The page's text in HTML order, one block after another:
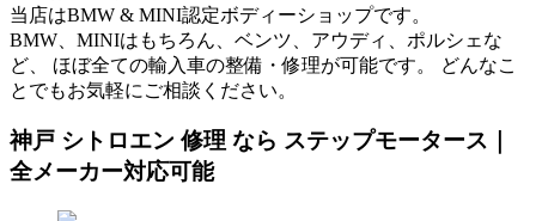
当店はBMW & MINI認定ボディーショップです。
BMW、MINIはもちろん、ベンツ、アウディ、ポルシェな
ど、 ほぼ全ての輸入車の整備・修理が可能です。 どんなこ
とでもお気軽にご相談ください。
神戸 シトロエン 修理 なら ステップモータース｜
全メーカー対応可能